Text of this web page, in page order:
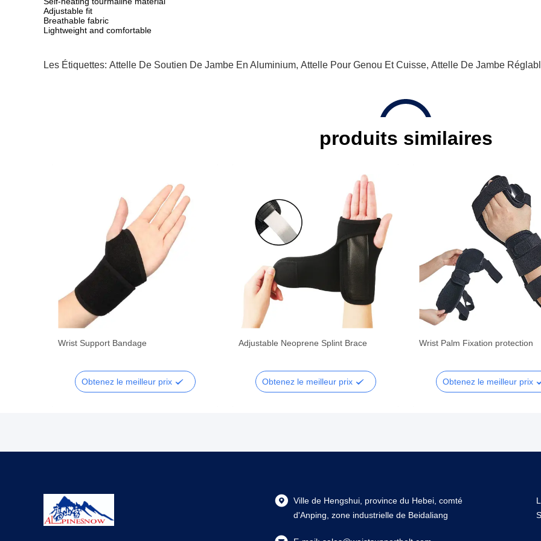
Adjustable fit
Breathable fabric
Lightweight and comfortable
Les Étiquettes: Attelle De Soutien De Jambe En Aluminium, Attelle Pour Genou Et Cuisse, Attelle De Jambe
produits similaires
Wrist Support Bandage
Obtenez le meilleur prix
Adjustable Neoprene Splint Brace
Obtenez le meilleur prix
Wrist Palm Fixation protection
Obtenez le meilleur prix
Ville de Hengshui, province du Hebei, comté
d'Anping, zone industrielle de Beidaliang